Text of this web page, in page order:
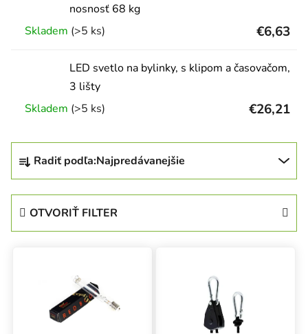
nosnosť 68 kg
Skladem (>5 ks) €6,63
LED svetlo na bylinky, s klipom a časovačom,
3 lišty
Skladem (>5 ks) €26,21
Radenie produktov
Radiť podľa:Najpredávanejšie
OTVORIŤ FILTER